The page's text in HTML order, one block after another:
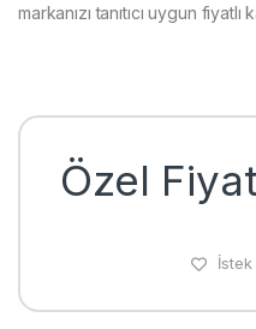
markanızı tanıtıcı uygun
Özel
İstek